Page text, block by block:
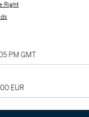
Right
PM GMT
EUR